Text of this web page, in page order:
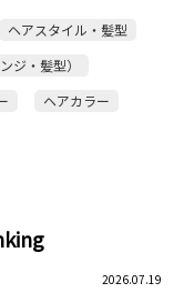
ヘアスタイル・髪型
ジ・髪型）
ヘアカラー
2026.07.19